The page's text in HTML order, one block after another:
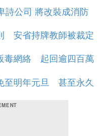
詩公司 將改裝成消防
安省持牌教師被裁定
毒網絡 起回逾四百萬
至明年元旦 甚至永久